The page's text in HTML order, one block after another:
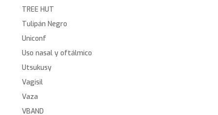
TREE HUT
Tulipán Negro
Uniconf
Uso nasal y oftálmico
Utsukusy
Vagisil
Vaza
VBAND